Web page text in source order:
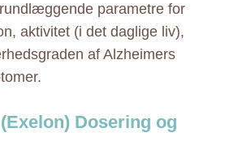
parametre for
aktivitet (i det daglige liv),
af Alzheimers
Dosering og